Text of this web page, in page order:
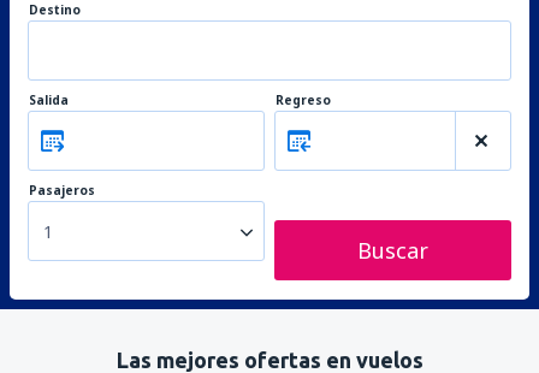
Destino
Salida Regreso
Pasajeros
1
Buscar
Las mejores ofertas en vuelos